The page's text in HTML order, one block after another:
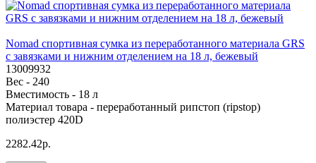
Nomad спортивная сумка из переработанного материала GRS
с завязками и нижним отделением на 18 л, бежевый
13009932
Вес - 240
Вместимость - 18 л
Материал товара - переработанный рипстоп (ripstop)
полиэстер 420D
2282.42р.